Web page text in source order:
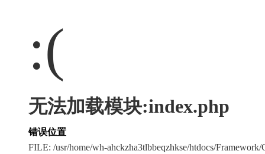
:(
无法加载模块:index.php
错误位置
FILE: /usr/home/wh-ahckzha3tlbbeqzhkse/htdocs/